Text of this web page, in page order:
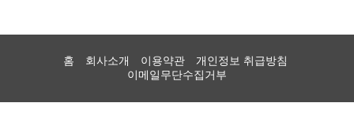
홈 회사소개 이용약관
개인정보 취급방침
이메일무단수집거부